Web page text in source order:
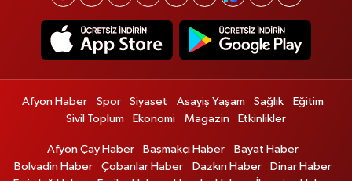
Afyon Haber Spor Siyaset Asayiş Yaşam Sağlık
Eğitim
Sivil Toplum
Ekonomi Magazin Etkinlikler
Afyon Çay Haber Başmakçı Haber
Bayat Haber
Bolvadin Haber
Çobanlar Haber Dazkırı Haber
Dinar Haber